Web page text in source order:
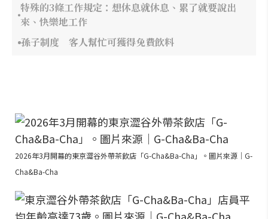
特殊的3條工作規定：想休息就休息、累了就要說出
來、快樂地工作
孫子制度 客人幫忙可獲得免費飲料
2026年3月開幕的東京澀谷外帶茶飲店「G-Cha&Ba-Cha」。圖片來源｜G-
Cha&Ba-Cha